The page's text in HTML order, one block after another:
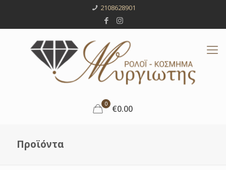
2108628901
0 €0.00
Προϊόντα